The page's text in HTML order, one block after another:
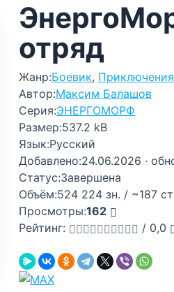
отряд
Жанр:Боевик, Приключения
Автор:Максим Балашов
Серия:ЭНЕРГОМОРФ
Размер:537.2 kB
Язык:Русский
Добавлено:24.06.2026 ·
Статус:Завершена
Объём:524 224 зн. / ~187
Просмотры:162
Рейтинг:
/ 0,0